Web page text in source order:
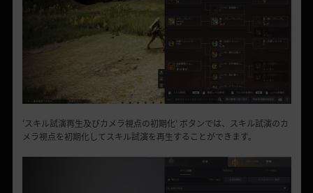
‘スキル試演再生及びカメラ視点の初期化’ ボタンでは、スキル試演のカ
メラ視点を初期化してスキル試演を再生することができます。